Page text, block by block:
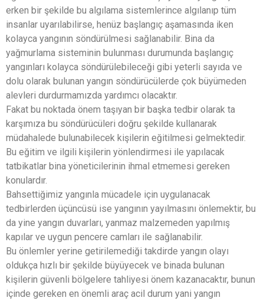
erken bir şekilde bu algılama sistemlerince algılanıp tüm
insanlar uyarılabilirse, henüz başlangıç aşamasında iken
kolayca yangının söndürülmesi sağlanabilir. Bina da
yağmurlama sisteminin bulunması durumunda başlangıç
yangınları kolayca söndürülebileceği gibi yeterli sayıda ve
dolu olarak bulunan yangın söndürücülerde çok büyümeden
alevleri durdurmamızda yardımcı olacaktır.
Fakat bu noktada önem taşıyan bir başka tedbir olarak ta
karşımıza bu söndürücüleri doğru şekilde kullanarak
müdahalede bulunabilecek kişilerin eğitilmesi gelmektedir.
Bu eğitim ve ilgili kişilerin yönlendirmesi ile yapılacak
tatbikatlar bina yöneticilerinin ihmal etmemesi gereken
konulardır.
Bahsettiğimiz yangınla mücadele için uygulanacak
tedbirlerden üçüncüsü ise yangının yayılmasını önlemektir, bu
da yine yangın duvarları, yanmaz malzemeden yapılmış
kapılar ve uygun pencere camları ile sağlanabilir.
Bu önlemler yerine getirilemediği takdirde yangın olayı
oldukça hızlı bir şekilde büyüyecek ve binada bulunan
kişilerin güvenli bölgelere tahliyesi önem kazanacaktır, bunun
içinde gereken en önemli araç acil durum yani yangın